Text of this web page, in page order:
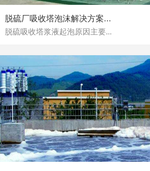
脱硫厂吸收塔泡沫解决方案...
脱硫吸收塔浆液起泡原因主要...